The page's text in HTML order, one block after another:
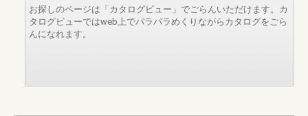
お探しのページは「カタログビュー」でごらんいただけます。カ
タログビューではweb上でパラパラめくりながらカタログをごら
んになれます。